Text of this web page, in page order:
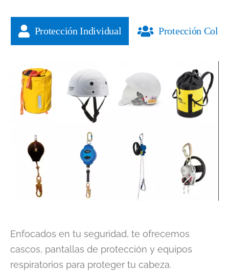
Protección Individual Protección
Enfocados en tu seguridad, te ofrecemos
cascos, pantallas de protección y equipos
respiratorios para proteger tu cabeza.